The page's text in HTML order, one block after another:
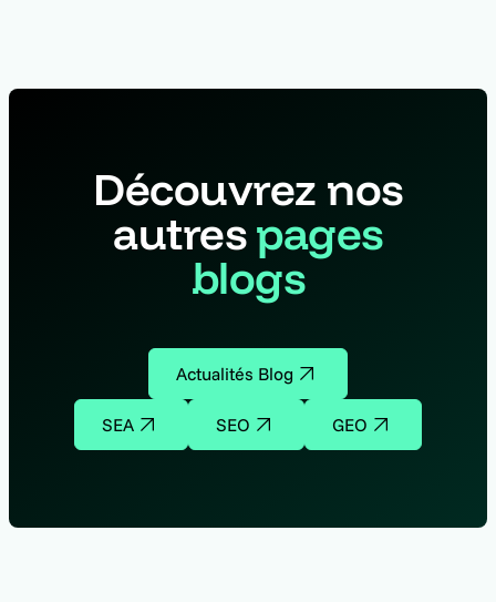
Découvrez nos
autrespages
blogs
Actualités Blog
SEA SEO GEO